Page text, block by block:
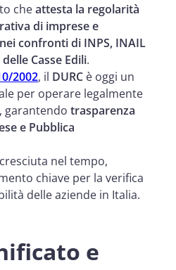
cheattesta la regolarità
di imprese e
confronti di INPS, INAIL
Casse Edili.
2002, il DURC è oggi un
per operare legalmente
garantendo trasparenza
e Pubblica
nel tempo,
chiave per la verifica
delle aziende in Italia.
e